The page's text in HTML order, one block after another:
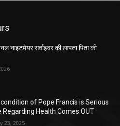
नाइटमेयर सर्वाइवर की लापता पिता की
of Pope Francis is Serious
Regarding Health Comes OUT
23, 2025